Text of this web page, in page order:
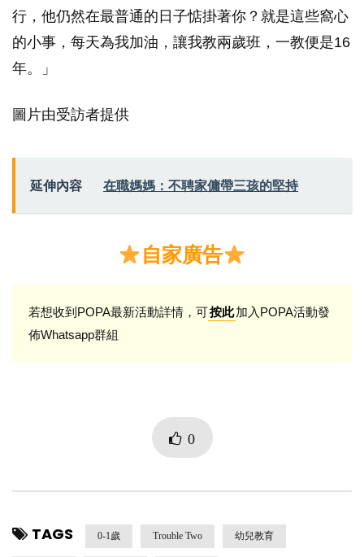
行，他仍然在最普通的日子惦掛著你？就是這些窩心
的小事，每天為我加油，讓我教兩歲班，一教便是16
年。」
圖片由受訪者提供
延伸內容 在職媽媽：不聘家傭帶三孩的堅持
自家廣告
若想收到POPA最新活動詳情，可按此加入POPA活動發
佈Whatsapp群組
0
TAGS 0-1歲 Trouble Two 幼兒教育